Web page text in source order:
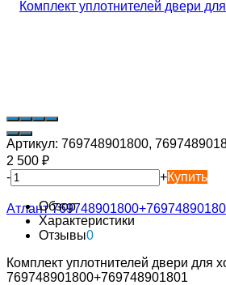
Артикул: 769748901800,
2 500 ₽
-
+Купить
Обзор
Характеристики
Отзывы0
Комплект уплотнителей двери для
769748901800+769748901801